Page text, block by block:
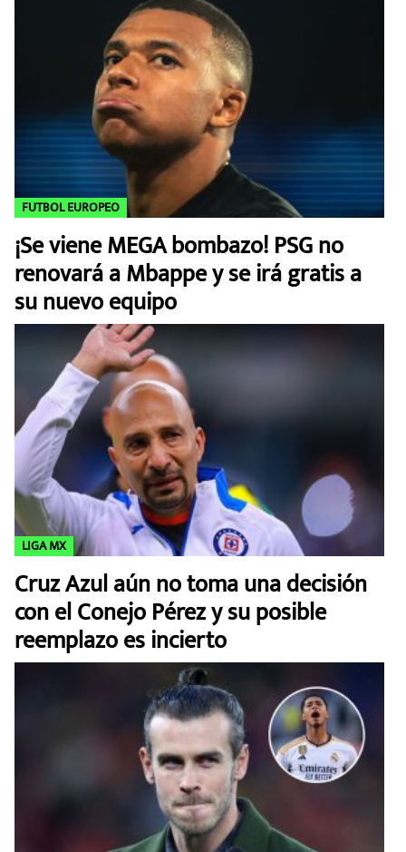
FUTBOL EUROPEO
¡Se viene MEGA bombazo! PSG no
renovará a Mbappe y se irá gratis a
su nuevo equipo
LIGA MX
Cruz Azul aún no toma una decisión
con el Conejo Pérez y su posible
reemplazo es incierto